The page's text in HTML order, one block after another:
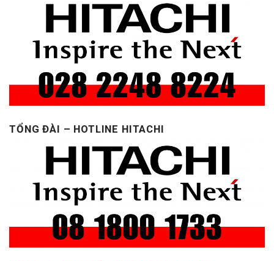
TỔNG ĐÀI – HOTLINE HITACHI